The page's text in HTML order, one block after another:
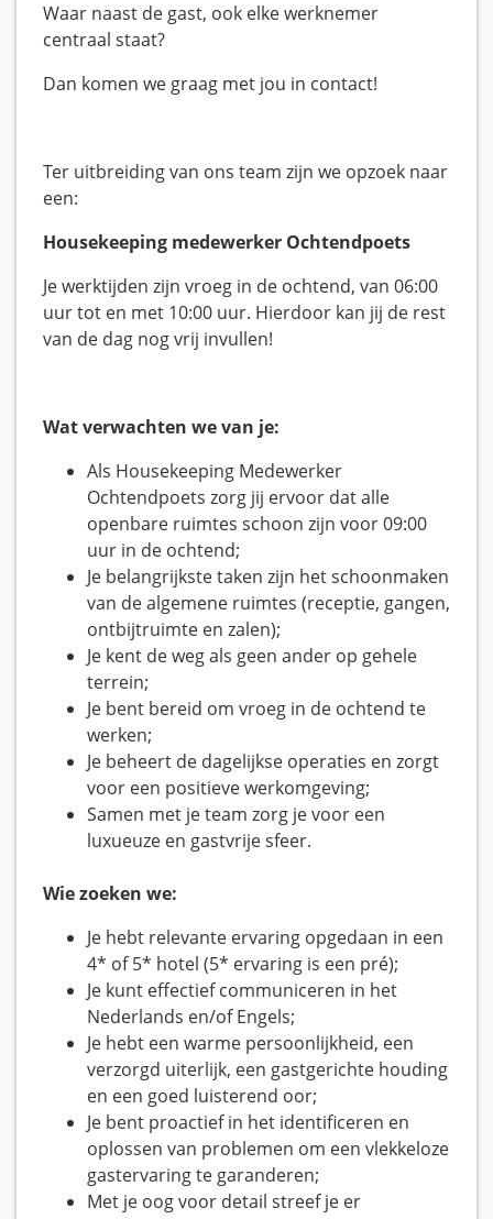
Waar naast de gast, ook elke werknemer
centraal staat?
Dan komen we graag met jou in contact!
Ter uitbreiding van ons team zijn we opzoek naar
een:
Housekeeping medewerker Ochtendpoets
Je werktijden zijn vroeg in de ochtend, van 06:00
uur tot en met 10:00 uur. Hierdoor kan jij de rest
van de dag nog vrij invullen!
Wat verwachten we van je:
Als Housekeeping Medewerker
Ochtendpoets zorg jij ervoor dat alle
openbare ruimtes schoon zijn voor 09:00
uur in de ochtend;
Je belangrijkste taken zijn het schoonmaken
van de algemene ruimtes (receptie, gangen,
ontbijtruimte en zalen);
Je kent de weg als geen ander op gehele
terrein;
Je bent bereid om vroeg in de ochtend te
werken;
Je beheert de dagelijkse operaties en zorgt
voor een positieve werkomgeving;
Samen met je team zorg je voor een
luxueuze en gastvrije sfeer.
Wie zoeken we:
Je hebt relevante ervaring opgedaan in een
4* of 5* hotel (5* ervaring is een pré);
Je kunt effectief communiceren in het
Nederlands en/of Engels;
Je hebt een warme persoonlijkheid, een
verzorgd uiterlijk, een gastgerichte houding
en een goed luisterend oor;
Je bent proactief in het identificeren en
oplossen van problemen om een vlekkeloze
gastervaring te garanderen;
Met je oog voor detail streef je er